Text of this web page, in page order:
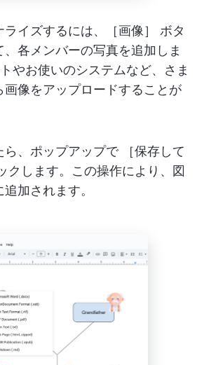
イズするには、［画像］ ボタ
、各メンバーの写真を追加しま
やお使いのシステムなど、さま
画像をアップロードすることが
ら、ポップアップで ［保存して
クします。この操作により、図
加されます。